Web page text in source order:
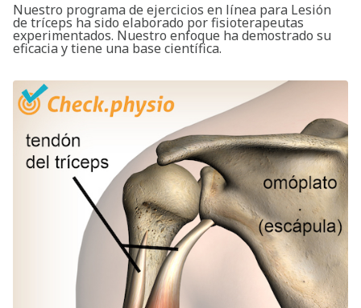
Nuestro programa de ejercicios en línea para Lesión
de tríceps ha sido elaborado por fisioterapeutas
experimentados. Nuestro enfoque ha demostrado su
eficacia y tiene una base científica.